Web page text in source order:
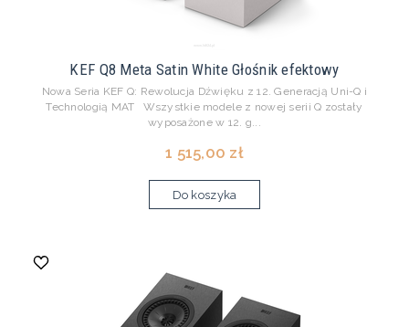
KEF Q8 Meta Satin White Głośnik efektowy
Nowa Seria KEF Q: Rewolucja Dźwięku z 12. Generacją Uni-Q i
Technologią MAT Wszystkie modele z nowej serii Q zostały
wyposażone w 12. g...
1 515,00 zł
Do koszyka